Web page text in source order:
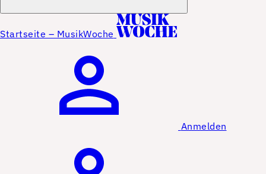
Startseite – MusikWoche
Anmelden